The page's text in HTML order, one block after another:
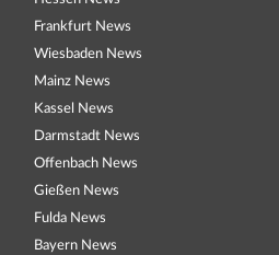
Frankfurt News
Wiesbaden News
Mainz News
Kassel News
Darmstadt News
Offenbach News
Gießen News
Fulda News
Bayern News